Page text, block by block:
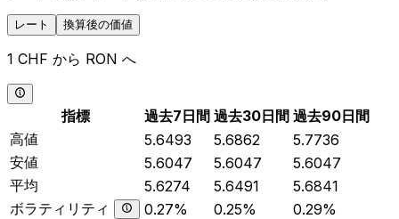
レート 換算後の価値
1 CHF から RON へ
指標 過去7日間 過去30日間 過去90日間
高値
5.6493 5.6862
5.7736
安値
5.6047 5.6047
5.6047
平均
5.6274 5.6491
5.6841
ボラティリティ
0.27% 0.25% 0.29%